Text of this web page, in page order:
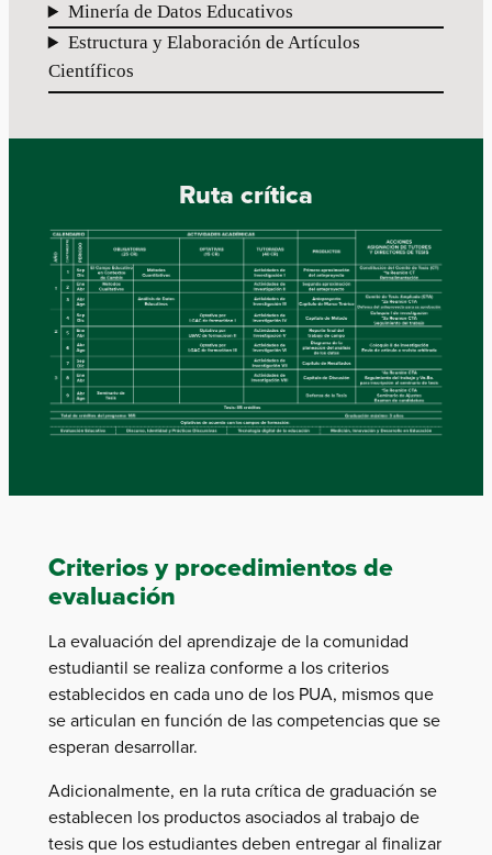
Minería de Datos Educativos
Estructura y Elaboración de Artículos
Científicos
Ruta crítica
Criterios y procedimientos de
evaluación
La evaluación del aprendizaje de la comunidad
estudiantil se realiza conforme a los criterios
establecidos en cada uno de los PUA, mismos que
se articulan en función de las competencias que se
esperan desarrollar.
Adicionalmente, en la ruta crítica de graduación se
establecen los productos asociados al trabajo de
tesis que los estudiantes deben entregar al finalizar